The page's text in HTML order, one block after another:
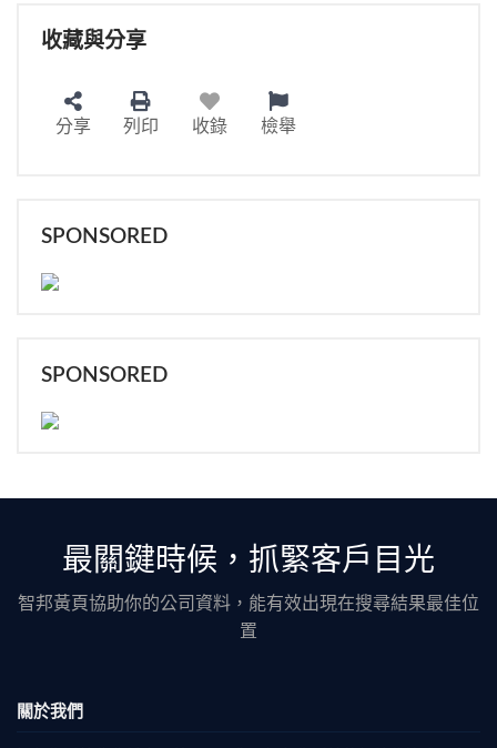
收藏與分享
分享 列印 收錄 檢舉
SPONSORED
SPONSORED
最關鍵時候，抓緊客戶目光
智邦黃頁協助你的公司資料，能有效出現在搜尋結果最佳位
置
關於我們